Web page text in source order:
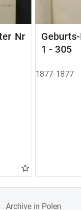
Nr
1 - 305
1877-1877
Archive in Polen